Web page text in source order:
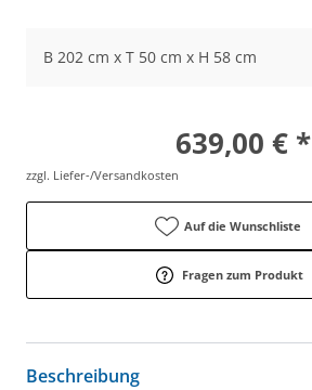
B 202 cm x T 50 cm x H 58 cm
639,00 € *
zzgl. Liefer-/Versandkosten
Auf die Wunschliste
Fragen zum Produkt
Beschreibung